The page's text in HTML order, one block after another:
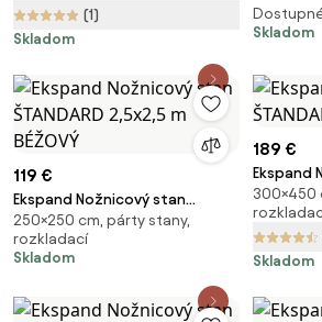
(1)
Skladom
Skladom
119 €
Ekspand Nožnicový stan
ŠTANDARD 2,5x2,5 m BÉŽOVÝ
250×250 cm, párty stany,
rozkladací
Skladom
189 €
Ekspand
300×450
Skladom